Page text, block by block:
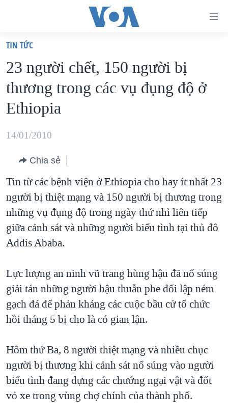
truy
cập
Tới
nội
chính
hướng
chính
Đi
tới
"Tìm"
VIỆT NAM
HOA KỲ
BIỂN ĐÔNG
THẾ GIỚI
DIỄN ĐÀN
MỤC
TỰ DO BÁO CHÍ
VẠCH TRẦN TIN GIẢ
NGƯỜI VIỆT HẢI NGOẠI
KINH TẾ
KHOA HỌC
SỨC KHOẺ
THỂ THAO
GIÁO DỤC
CHUYÊN ĐỀ
CHIẾN TRANH THƯƠNG MẠI CỦA MỸ: QUÁ KHỨ VÀ HIỆN
TẠI
HÀNH TRÌNH BẦU CỬ 2024
GIẢI MÃ VÀNH ĐAI & CON ĐƯỜNG
NGÀY TỊ NẠN THẾ GIỚI
TRỊNH VĨNH BÌNH - NGƯỜI HẠ 'BÊN THẮNG CUỘC'
CHI PHÍ CHIẾN TRANH AFGHANISTAN
CÁC GIÁ TRỊ CỘNG HÒA Ở VIỆT NAM
THƯỢNG ĐỈNH TRUMP-KIM TẠI VIỆT NAM
HỌC TIẾNG ANH
VIDEO
MẠNG XÃ HỘI
TIN TỨC
23 người chết, 150 người bị
thương trong các vụ đụng độ ở
Ethiopia
14/01/2010
Chia sẻ
Tin từ các bệnh viện ở Ethiopia cho hay ít nhất 23
người bị thiệt mạng và 150 người bị thương trong
những vụ đụng độ trong ngày thứ nhì liên tiếp
giữa cảnh sát và những người biểu tình tại thủ đô
Addis Ababa.
Lực lượng an ninh vũ trang hùng hậu đã nổ súng
giải tán những người hậu thuẫn phe đối lập ném
gạch đá để phản kháng các cuộc bầu cử tổ chức
hồi tháng 5 bị cho là có gian lận.
Hôm thứ Ba, 8 người thiệt mạng và nhiều chục
người bị thương khi cảnh sát nổ súng vào người
biểu tình đang dựng các chướng ngại vật và đốt
vỏ xe trong vùng chợ chính của thành phố.